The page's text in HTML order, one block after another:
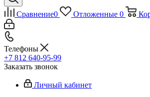
Сравнение0 Отложенные 0
Телефоны
+7 812 640-95-99
Заказать звонок
Личный кабинет